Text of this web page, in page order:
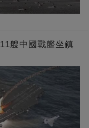
艘中國戰艦坐鎮